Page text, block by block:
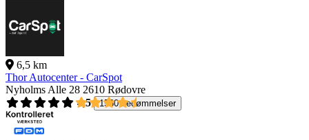
6,5 km
Thor Autocenter - CarSpot
Nyholms Alle 28 2610 Rødovre
4,5
1560 bedømmelser